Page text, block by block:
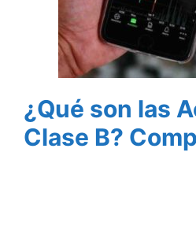
¿Qué son las
Clase B?